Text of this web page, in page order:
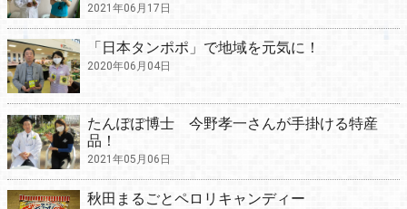
2021年06月17日
「日本タンポポ」で地域を元気に！
2020年06月04日
たんぽぽ博士 今野孝一さんが手掛ける特産
品！
2021年05月06日
秋田まるごとペロリキャンディー